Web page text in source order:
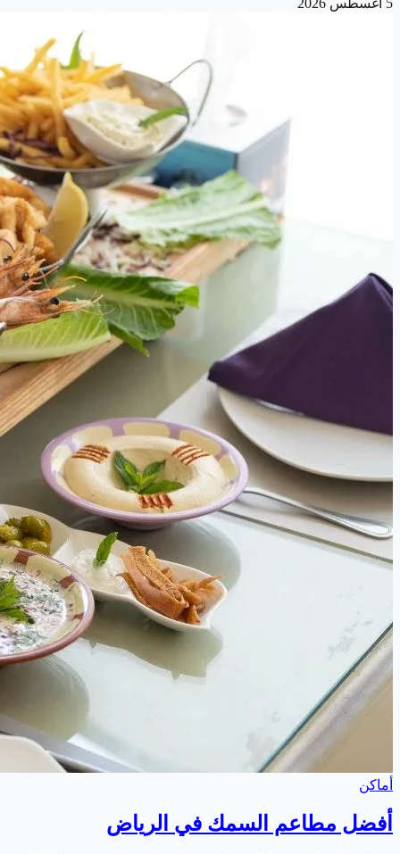
5 أغسطس 2026
أماكن
أفضل مطاعم السمك في الرياض